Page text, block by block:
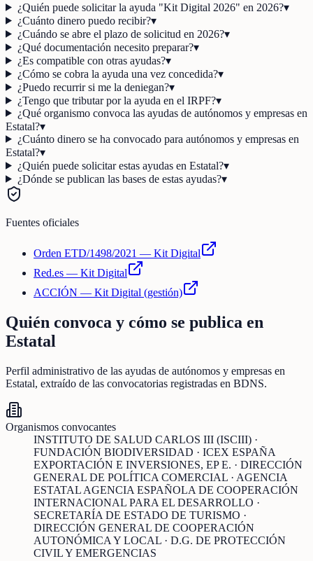
¿Quién puede solicitar la ayuda "Kit Digital 2026" en 2026?▾
¿Cuánto dinero puedo recibir?▾
¿Cuándo se abre el plazo de solicitud en 2026?▾
¿Qué documentación necesito preparar?▾
¿Es compatible con otras ayudas?▾
¿Cómo se cobra la ayuda una vez concedida?▾
¿Puedo recurrir si me la deniegan?▾
¿Tengo que tributar por la ayuda en el IRPF?▾
¿Qué organismo convoca las ayudas de autónomos y empresas en
Estatal?▾
¿Cuánto dinero se ha convocado para autónomos y empresas en
Estatal?▾
¿Quién puede solicitar estas ayudas en Estatal?▾
¿Dónde se publican las bases de estas ayudas?▾
Fuentes oficiales
Orden ETD/1498/2021 — Kit Digital
Red.es — Kit Digital
ACCIÓN — Kit Digital (gestión)
Quién convoca y cómo se publica en
Estatal
Perfil administrativo de las ayudas de autónomos y empresas en
Estatal, extraído de las convocatorias registradas en BDNS.
Organismos convocantes
INSTITUTO DE SALUD CARLOS III (ISCIII) ·
FUNDACIÓN BIODIVERSIDAD · ICEX ESPAÑA
EXPORTACIÓN E INVERSIONES, EP E. · DIRECCIÓN
GENERAL DE POLÍTICA COMERCIAL · AGENCIA
ESTATAL AGENCIA ESPAÑOLA DE COOPERACIÓN
INTERNACIONAL PARA EL DESARROLLO ·
SECRETARÍA DE ESTADO DE TURISMO ·
DIRECCIÓN GENERAL DE COOPERACIÓN
AUTONÓMICA Y LOCAL · D.G. DE PROTECCIÓN
CIVIL Y EMERGENCIAS